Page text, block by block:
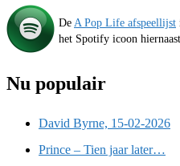
De A Pop Life afspeellijst
het Spotify icoon
Nu populair
David Byrne, 15-02-2026
Prince – Tien jaar later…